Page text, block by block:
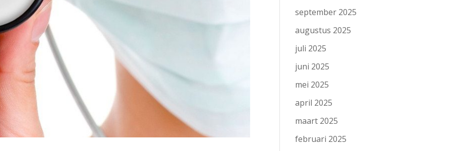
september 2025
augustus 2025
juli 2025
juni 2025
mei 2025
april 2025
maart 2025
februari 2025